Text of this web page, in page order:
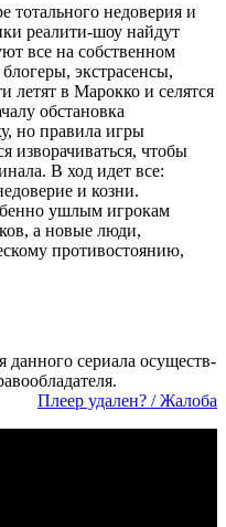
тотального недоверия и
реалити-шоу найдут
все на собственном
экстрасенсы,
летят в Марокко и селятся
обстановка
но правила игры
изворачиваться, чтобы
В ход идет все:
и козни.
ушлым игрокам
а новые люди,
противостоянию,
дан­но­го се­риа­ла осу­ще­ст­в­
Пле­ер уда­лен? / Жа­ло­ба